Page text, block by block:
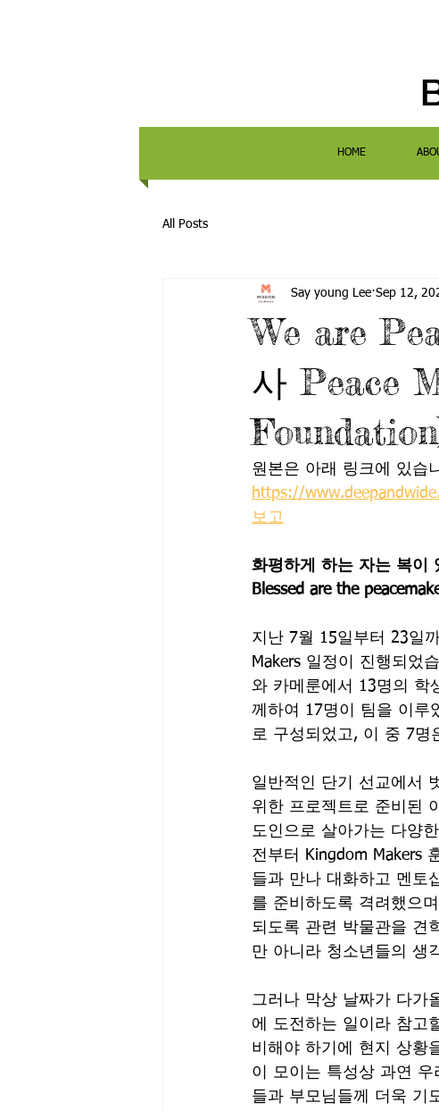
HOME
All Posts
We are
사 Peace
Say young Lee Sep 12,
원본은 아래 링크에 있습
https://
보고
화평하게 하는 자는 복이
Blessed are the
지난 7월 15일부터 23일
Makers 일정이 진행되었
와 카메룬에서 13명의 학
께하여 17명이 팀을 이루
로 구성되었고, 이 중 7명
일반적인 단기 선교에서
위한 프로젝트로 준비된
도인으로 살아가는 다양
전부터 Kingdom Makers
들과 만나 대화하고 멘토
를 준비하도록 격려했으
되도록 관련 박물관을 견
만 아니라 청소년들의 생
그러나 막상 날짜가 다가
에 도전하는 일이라 참고
비해야 하기에 현지 상황
이 모이는 특성상 과연
들과 부모님들께 더욱 기